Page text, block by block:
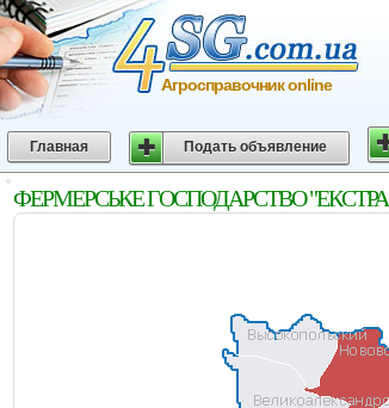
Агросправочник online
Главная Подать объявление
ФЕРМЕРСЬКЕ ГОСПОДАРСТВО "ЕКСТРА".